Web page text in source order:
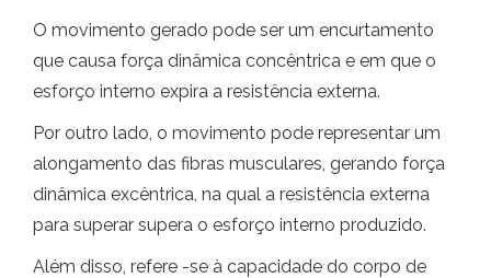
O movimento gerado pode ser um encurtamento
que causa força dinâmica concêntrica e em que o
esforço interno expira a resistência externa.
Por outro lado, o movimento pode representar um
alongamento das fibras musculares, gerando força
dinâmica excêntrica, na qual a resistência externa
para superar supera o esforço interno produzido.
Além disso, refere -se à capacidade do corpo de